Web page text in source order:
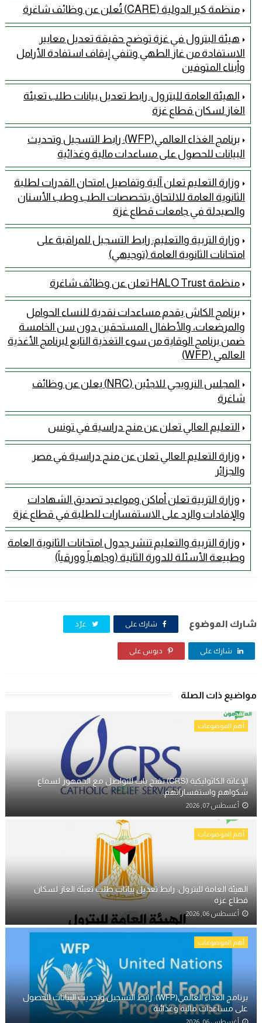
منظمة كير الدولية (CARE) تُعلن عن وظائف شاغرة
هيئة البترول في غزة توضح حقيقة تعديل معايير
الاستفادة من غاز الطهي وتنفي إيقاف استفادة الأرامل
وأبناء المتوفين
الهيئة العامة للبترول: رابط تعديل بيانات طلب تعبئة
الغاز لسكان قطاع غزة
برنامج الغذاء العالمي(WFP): رابط التسجيل وتحديث
البيانات للحصول على مساعدات مالية وغذائية
وزارة التعليم تعلن آلية وتفاصيل امتحان القدرات لطلبة
الثانوية العامة للالتحاق بتخصصات الطب وطب الأسنان
والصيدلة في جامعات قطاع غزة
وزارة التربية والتعليم: رابط التسجيل للمراقبة على
امتحانات الثانوية العامة (توجيهي)
منظمة HALO Trust تعلن عن وظائف شاغرة
برنامج الكاش يقدم مساعدات نقدية للنساء الحوامل
والمرضعات، والأطفال المستحقين دون سن الخامسة
ضمن برنامج الوقاية من سوء التغذية التابع لبرنامج الأغذية
العالمي (WFP)
المجلس النرويجي للاجئين (NRC) يعلن عن وظائف
شاغرة
التعليم العالي تعلن عن منح دراسية في تونس
وزارة التعليم العالي تعلن عن منح دراسية في مصر
والجزائر
وزارة التربية تعلن أماكن ومواعيد تصديق الشهادات
والإفادات والرد على الاستفسارات للطلبة في قطاع غزة
وزارة التربية والتعليم تنشر جدول امتحانات الثانوية العامة
وطبيعة الأسئلة للدورة الثانية (وجاهياً وورقياً)
شارك الموضوع شارك على غرّد
شارك على دبوس على
مواضيع ذات الصلة
أهم الموضوعات
الإغاثة الكاثوليكية (CRS) تفتح باب للتواصل مع الجمهور لسماع
شكواهم واستفساراتهم.
أغسطس 07, 2026
أهم الموضوعات
الهيئة العامة للبترول: رابط تعديل بيانات طلب تعبئة الغاز لسكان
قطاع غزة
أغسطس 06, 2026
أهم الموضوعات
برنامج الغذاء العالمي(WFP): رابط التسجيل وتحديث البيانات للحصول
على مساعدات مالية وغذائية